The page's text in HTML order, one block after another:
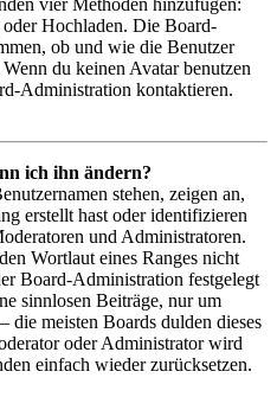
vier Methoden hinzufügen:
Hochladen. Die Board-
ob und wie die Benutzer
du keinen Avatar benutzen
Administration kontaktieren.
ich ihn ändern?
stehen, zeigen an,
erstellt hast oder identifizieren
und Administratoren.
Wortlaut eines Ranges nicht
Board-Administration festgelegt
sinnlosen Beiträge, nur um
meisten Boards dulden dieses
oder Administrator wird
einfach wieder zurücksetzen.